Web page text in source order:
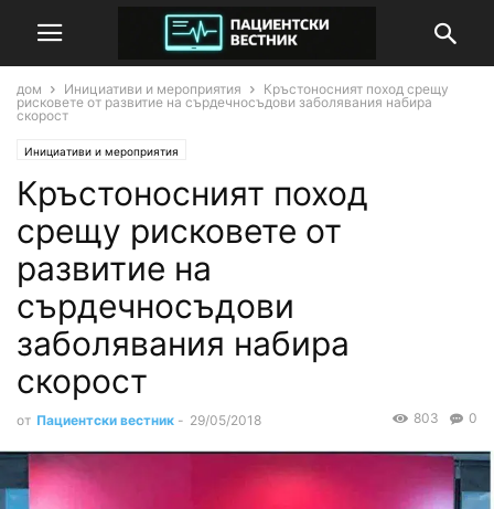
дом Инициативи и мероприятия
Кръстоносният поход срещу
рисковете от развитие на сърдечносъдови заболявания набира
скорост
Инициативи и мероприятия
Кръстоносният поход
срещу рисковете от
развитие на
сърдечносъдови
заболявания набира
скорост
от Пациентски вестник - 29/05/2018 0
803